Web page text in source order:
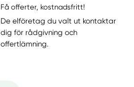
Få offerter, kostnadsfritt!
De elföretag du valt ut kontaktar
dig för rådgivning och
offertlämning.